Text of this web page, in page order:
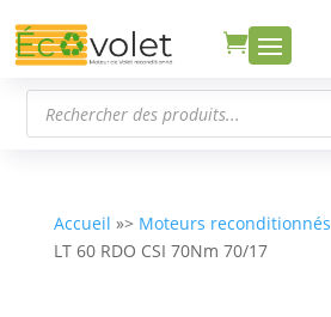

Recherche
produits
Accueil »> Moteurs reconditionnés
LT 60 RDO CSI 70Nm 70/17